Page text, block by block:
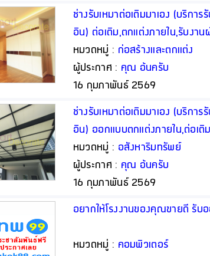
ช่างรับเหมาต่อเติมมาเอง (บริการ
อิน) ต่อเติม,ตกแต่งภายใน,รับงาน
โดยออกแบบพร้อมให้คำปรึกษาฟรี
ท่าน)
หมวดหมู่ : ก่อสร้างและตกแต่ง
ผู้ประกาศ : คุณ อ้นครับ
16 กุมภาพันธ์ 2569
ช่างรับเหมาต่อเติมมาเอง (บริการ
อิน) ออกแบบตกแต่งภายใน,ต่อเติ
เปเปอร์ โดยออกแบบพร้อมให้คำปรึ
โดยตรงจากท่าน)
หมวดหมู่ : อสังหาริมทรัพย์
ผู้ประกาศ : คุณ อ้นครับ
16 กุมภาพันธ์ 2569
อยากให้โรงงานของคุณขายดี รับอ
หมวดหมู่ : คอมพิวเตอร์